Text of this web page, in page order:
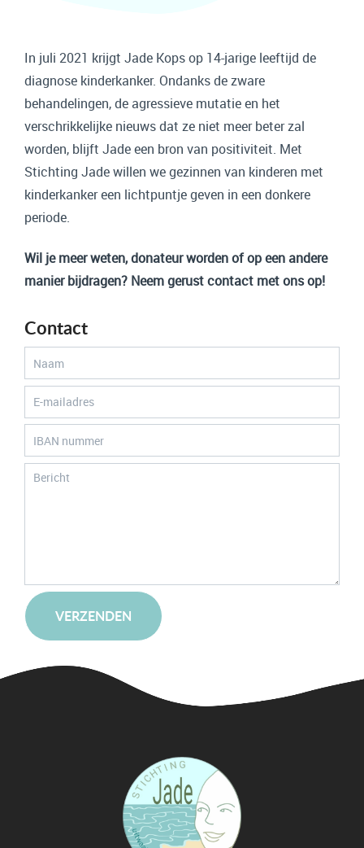
In juli 2021 krijgt Jade Kops op 14-jarige leeftijd de
diagnose kinderkanker. Ondanks de zware
behandelingen, de agressieve mutatie en het
verschrikkelijke nieuws dat ze niet meer beter zal
worden, blijft Jade een bron van positiviteit. Met
Stichting Jade willen we gezinnen van kinderen met
kinderkanker een lichtpuntje geven in een donkere
periode.
Wil je meer weten, donateur worden of op een andere
manier bijdragen? Neem gerust contact met ons op!
Contact
VERZENDEN